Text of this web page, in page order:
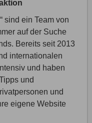
sind ein Team von
auf der Suche
Bereits seit 2013
internationalen
und haben
und
und
eigene Website